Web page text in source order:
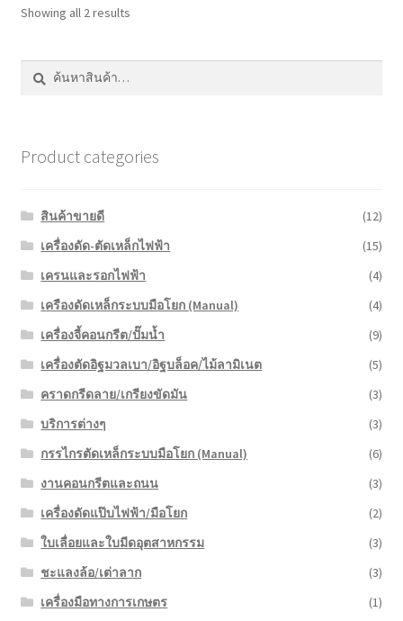
Showing all 2 results
ค้นหา:
ค้นหา
Product categories
สินค้าขายดี
(12)
เครื่องดัด-ตัดเหล็กไฟฟ้า
(15)
เครนและรอกไฟฟ้า
(4)
เครืองดัดเหล็กระบบมือโยก (Manual)
(4)
เครื่องจี้คอนกรีต/ปั๊มน้ำ
(9)
เครื่องตัดอิฐมวลเบา/อิฐบล็อค/ไม้ลามิเนต
(5)
คราดกรีดลาย/เกรียงขัดมัน
(3)
บริการต่างๆ
(3)
กรรไกรตัดเหล็กระบบมือโยก (Manual)
(6)
งานคอนกรีตและถนน
(3)
เครื่องดัดแป๊บไฟฟ้า/มือโยก
(2)
ใบเลื่อยและใบมีดอุตสาหกรรม
(3)
ชะแลงล้อ/เต่าลาก
(3)
เครื่องมือทางการเกษตร
(1)